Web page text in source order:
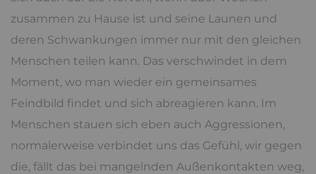
zusammen zu Hause ist und seine Launen und
deren Schwankungen immer nur mit den gleichen
Menschen teilen kann. Das verschwindet in dem
Moment, wo man wieder ein gemeinsames
Feindbild findet und sich abreagieren kann. Im
Menschen stauen sich eben auch Aggressionen,
normalerweise verbindet uns das Gefühl, wir gegen
die, fällt das bei mangelnden Außenkontakten weg,